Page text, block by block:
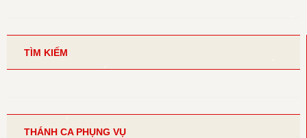
TÌM KIẾM
THÁNH CA PHỤNG VỤ